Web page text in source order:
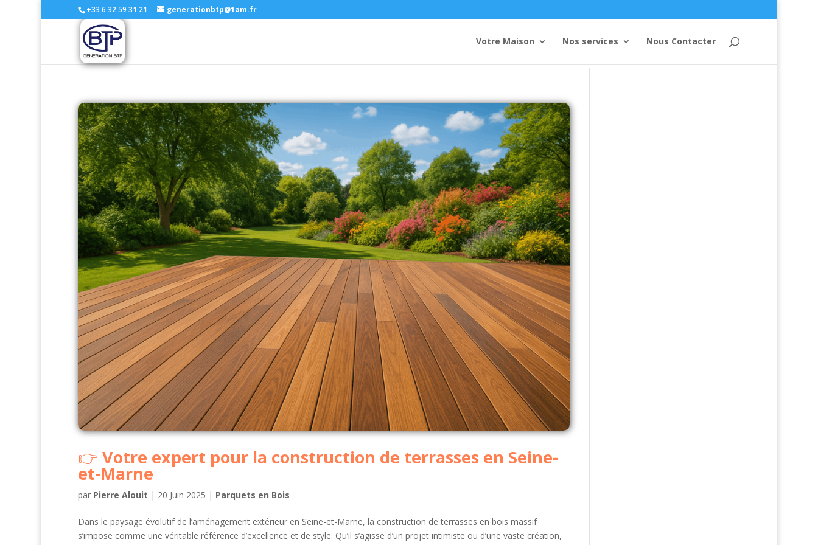
+33 6 32 59 31 21 generationbtp@1am.fr
Votre Maison Nos services Nous Contacter
Votre expert pour la construction de terrasses en Seine-
et-Marne
par Pierre Alouit | 20 Juin 2025 | Parquets en Bois
Dans le paysage évolutif de l’aménagement extérieur en Seine-et-Marne, la construction de terrasses en bois massif
s’impose comme une véritable référence d’excellence et de style. Qu’il s’agisse d’un projet intimiste ou d’une vaste création,